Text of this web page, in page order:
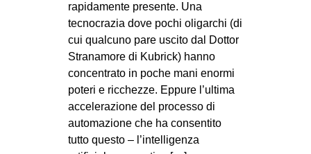
rapidamente presente. Una
tecnocrazia dove pochi oligarchi (di
cui qualcuno pare uscito dal Dottor
Stranamore di Kubrick) hanno
concentrato in poche mani enormi
poteri e ricchezze. Eppure l’ultima
accelerazione del processo di
automazione che ha consentito
tutto questo – l’intelligenza